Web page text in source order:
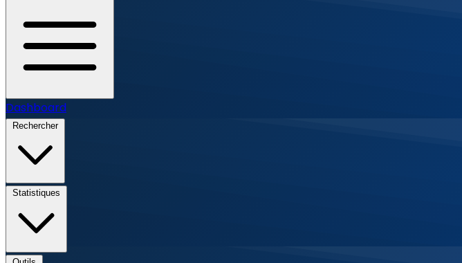
Dashboard
Rechercher
Statistiques